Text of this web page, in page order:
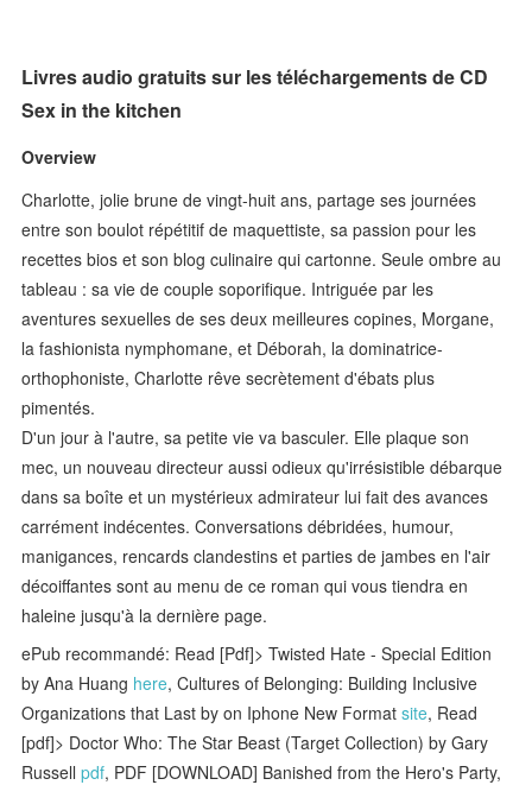
Livres audio gratuits sur les téléchargements de CD
Sex in the kitchen
Overview
Charlotte, jolie brune de vingt-huit ans, partage ses journées
entre son boulot répétitif de maquettiste, sa passion pour les
recettes bios et son blog culinaire qui cartonne. Seule ombre au
tableau : sa vie de couple soporifique. Intriguée par les
aventures sexuelles de ses deux meilleures copines, Morgane,
la fashionista nymphomane, et Déborah, la dominatrice-
orthophoniste, Charlotte rêve secrètement d'ébats plus
pimentés.
D'un jour à l'autre, sa petite vie va basculer. Elle plaque son
mec, un nouveau directeur aussi odieux qu'irrésistible débarque
dans sa boîte et un mystérieux admirateur lui fait des avances
carrément indécentes. Conversations débridées, humour,
manigances, rencards clandestins et parties de jambes en l'air
décoiffantes sont au menu de ce roman qui vous tiendra en
haleine jusqu'à la dernière page.
ePub recommandé: Read [Pdf]> Twisted Hate - Special Edition
by Ana Huang here, Cultures of Belonging: Building Inclusive
Organizations that Last by on Iphone New Formatsite, Read
[pdf]> Doctor Who: The Star Beast (Target Collection) by Gary
Russellpdf, PDF [DOWNLOAD] Banished from the Hero's Party,